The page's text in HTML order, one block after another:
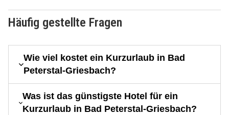
Häufig gestellte Fragen
Wie viel kostet ein Kurzurlaub in Bad
Peterstal-Griesbach?
Was ist das günstigste Hotel für ein
Kurzurlaub in Bad Peterstal-Griesbach?